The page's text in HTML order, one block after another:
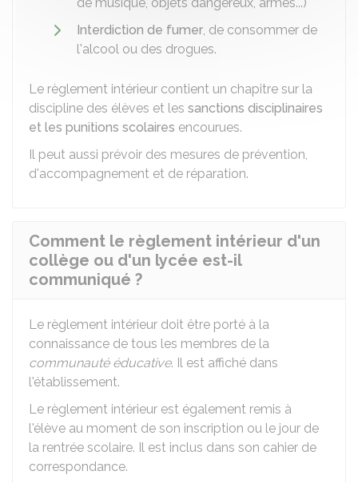
Interdiction de fumer, de consommer de
l'alcool ou des drogues.
Le règlement intérieur contient un chapitre sur la
discipline des élèves et les sanctions disciplinaires
et les punitions scolaires encourues.
Il peut aussi prévoir des mesures de prévention,
d'accompagnement et de réparation.
Comment le règlement intérieur d'un
collège ou d'un lycée est-il
communiqué ?
Le règlement intérieur doit être porté à la
connaissance de tous les membres de la
communauté éducative. Il est affiché dans
l'établissement.
Le règlement intérieur est également remis à
l'élève au moment de son inscription ou le jour de
la rentrée scolaire. Il est inclus dans son cahier de
correspondance.